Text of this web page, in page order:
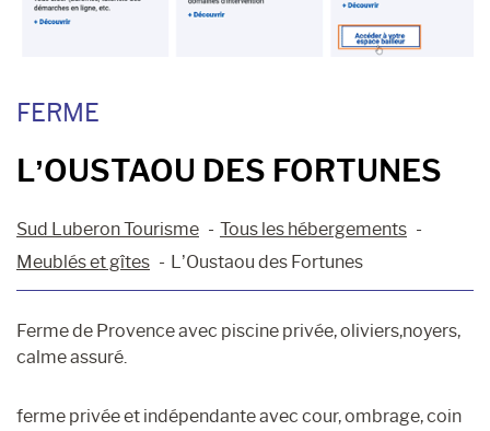
FERME
L’OUSTAOU DES FORTUNES
Sud Luberon Tourisme
Tous les hébergements
Meublés et gîtes
L’Oustaou des Fortunes
Ferme de Provence avec piscine privée, oliviers,noyers,
calme assuré.
ferme privée et indépendante avec cour, ombrage, coin